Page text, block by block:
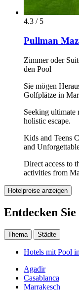
4.3 / 5
Pullman
Zimmer oder
den Pool
Sie mögen
Golfplätze in
Seeking ultimate
holistic escape.
Kids and Teens
and
Direct access to
activities from
Hotelpreise anzeigen
Entdecken
Thema Städte
Hotels mit Pool
Agadir
Casablanca
Marrakesch